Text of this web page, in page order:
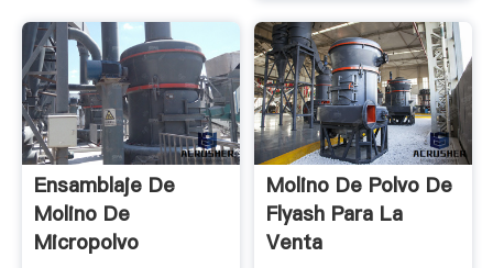
Ensamblaje De
Molino De
Micropolvo
Molino De Polvo De
Flyash Para La
Venta